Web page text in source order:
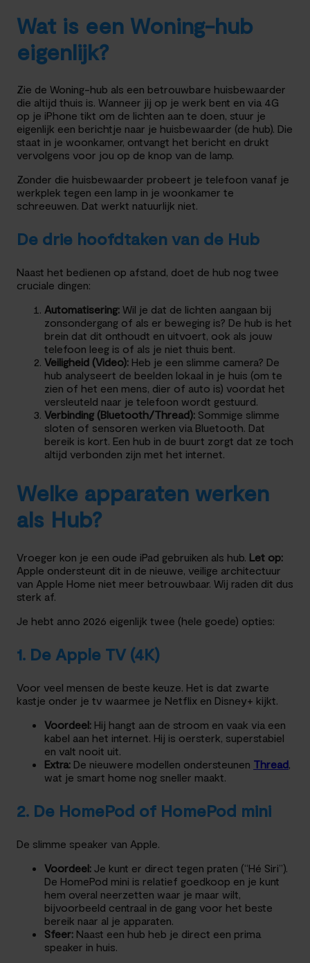
Wat is een Woning-hub
eigenlijk?
Zie de Woning-hub als een betrouwbare huisbewaarder
die altijd thuis is. Wanneer jij op je werk bent en via 4G
op je iPhone tikt om de lichten aan te doen, stuur je
eigenlijk een berichtje naar je huisbewaarder (de hub). Die
staat in je woonkamer, ontvangt het bericht en drukt
vervolgens voor jou op de knop van de lamp.
Zonder die huisbewaarder probeert je telefoon vanaf je
werkplek tegen een lamp in je woonkamer te
schreeuwen. Dat werkt natuurlijk niet.
De drie hoofdtaken van de Hub
Naast het bedienen op afstand, doet de hub nog twee
cruciale dingen:
Automatisering: Wil je dat de lichten aangaan bij
zonsondergang of als er beweging is? De hub is het
brein dat dit onthoudt en uitvoert, ook als jouw
telefoon leeg is of als je niet thuis bent.
Veiligheid (Video): Heb je een slimme camera? De
hub analyseert de beelden lokaal in je huis (om te
zien of het een mens, dier of auto is) voordat het
versleuteld naar je telefoon wordt gestuurd.
Verbinding (Bluetooth/Thread): Sommige slimme
sloten of sensoren werken via Bluetooth. Dat
bereik is kort. Een hub in de buurt zorgt dat ze toch
altijd verbonden zijn met het internet.
Welke apparaten werken
als Hub?
Vroeger kon je een oude iPad gebruiken als hub. Let op:
Apple ondersteunt dit in de nieuwe, veilige architectuur
van Apple Home niet meer betrouwbaar. Wij raden dit dus
sterk af.
Je hebt anno 2026 eigenlijk twee (hele goede) opties:
1. De Apple TV (4K)
Voor veel mensen de beste keuze. Het is dat zwarte
kastje onder je tv waarmee je Netflix en Disney+ kijkt.
Voordeel: Hij hangt aan de stroom en vaak via een
kabel aan het internet. Hij is oersterk, superstabiel
en valt nooit uit.
Extra: De nieuwere modellen ondersteunen Thread
wat je smart home nog sneller maakt.
2. De HomePod of HomePod mini
De slimme speaker van Apple.
Voordeel: Je kunt er direct tegen praten (“Hé Siri”).
De HomePod mini is relatief goedkoop en je kunt
hem overal neerzetten waar je maar wilt,
bijvoorbeeld centraal in de gang voor het beste
bereik naar al je apparaten.
Sfeer: Naast een hub heb je direct een prima
speaker in huis.